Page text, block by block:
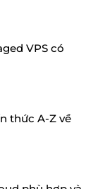
VPS có
thức A-Z về